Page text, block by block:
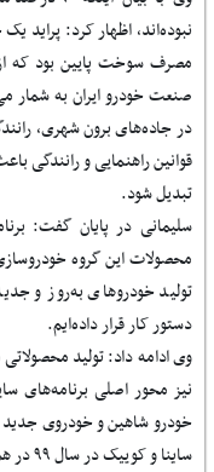
نبوده‌اند، اظهار کرد: پراید
مصرف سوخت پایین بود که
صنعت خودرو ایران به شمار
در جاده‌های برون شهری،
قوانین راهنمایی و رانندگی
تبدیل شود.
سلیمانی در پایان گفت:
محصولات این گروه
تولید خودروهای به‌روز و
دستور کار قرار داده‌ایم.
وی ادامه داد: تولید
نیز محور اصلی برنامه‌های
خودرو شاهین و خودروی
ساینا و کوییک در سال ۹۹ در همین راستا انجام خواهد شد.